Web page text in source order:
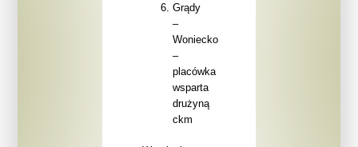
Grądy
–
Woniecko
–
placówka
wsparta
drużyną
ckm